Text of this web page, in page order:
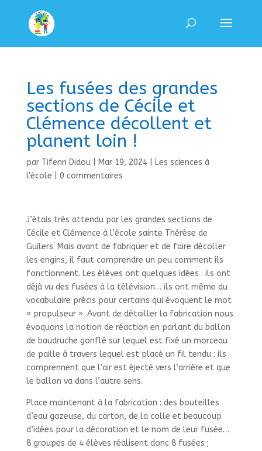
Les fusées des grandes
sections de Cécile et
Clémence décollent et
planent loin !
par Tifenn Didou| Mar 19, 2024|
Les sciences à
l'école
0 commentaires
J’étais très attendu par les grandes sections de
Cécile et Clémence à l’école sainte Thérèse de
Guilers. Mais avant de fabriquer et de faire décoller
les engins, il faut comprendre un peu comment ils
fonctionnent. Les élèves ont quelques idées : ils ont
déjà vu des fusées à la télévision… ils ont même du
vocabulaire précis pour certains qui évoquent le mot
« propulseur ». Avant de détailler la fabrication nous
évoquons la notion de réaction en parlant du ballon
de baudruche gonflé sur lequel est fixé un morceau
de paille à travers lequel est placé un fil tendu : ils
comprennent que l’air est éjecté vers l’arrière et que
le ballon va dans l’autre sens.
Place maintenant à la fabrication : des bouteilles
d’eau gazeuse, du carton, de la colle et beaucoup
d’idées pour la décoration et le nom de leur fusée…
8 groupes de 4 élèves réalisent donc 8 fusées ;